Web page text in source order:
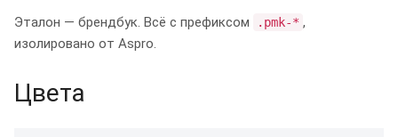
Эталон — брендбук. Всё с префиксом .pmk-* ,
изолировано от Aspro.
Цвета